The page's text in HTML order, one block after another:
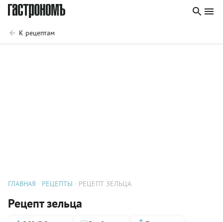
К рецептам
ГЛАВНАЯ РЕЦЕПТЫ РЕЦЕПТ ЗЕЛЬЦА
Рецепт зельца